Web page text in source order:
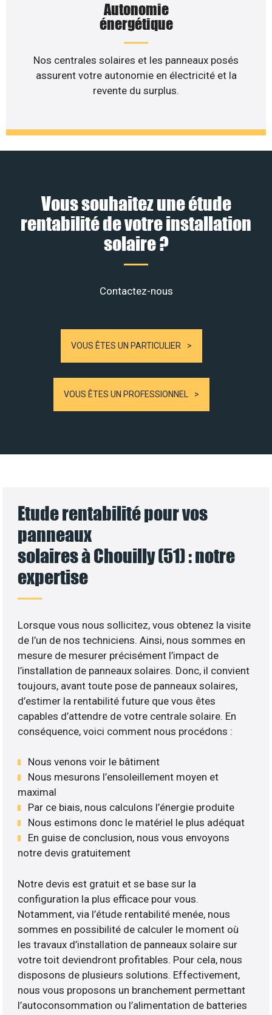
Autonomie
énergétique
Nos centrales solaires et les panneaux posés
assurent votre autonomie en électricité et la
revente du surplus.
Vous souhaitez une étude
rentabilité de votre installation
solaire ?
Contactez-nous
VOUS ÊTES UN PARTICULIER
VOUS ÊTES UN PROFESSIONNEL
Etude rentabilité pour vos
panneaux
solaires à Chouilly (51) : notre
expertise
Lorsque vous nous sollicitez, vous obtenez la visite
de l’un de nos techniciens. Ainsi, nous sommes en
mesure de mesurer précisément l’impact de
l’installation de panneaux solaires. Donc, il convient
toujours, avant toute pose de panneaux solaires,
d’estimer la rentabilité future que vous êtes
capables d’attendre de votre centrale solaire. En
conséquence, voici comment nous procédons :
Nous venons voir le bâtiment
Nous mesurons l’ensoleillement moyen et
maximal
Par ce biais, nous calculons l’énergie produite
Nous estimons donc le matériel le plus adéquat
En guise de conclusion, nous vous envoyons
notre devis gratuitement
Notre devis est gratuit et se base sur la
configuration la plus efficace pour vous.
Notamment, via l’étude rentabilité menée, nous
sommes en possibilité de calculer le moment où
les travaux d’installation de panneaux solaire sur
votre toit deviendront profitables. Pour cela, nous
disposons de plusieurs solutions. Effectivement,
nous vous proposons un branchement permettant
l’autoconsommation ou l’alimentation de batteries